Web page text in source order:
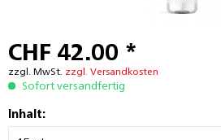
CHF 42.00 *
zzgl. MwSt. zzgl. Versandkosten
Sofort versandfertig
Inhalt: